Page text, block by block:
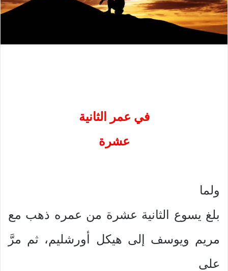
في عمر الثانية
عشرة
ولما
بلغ يسوع الثانية عشرة من عمره ذهب مع
مريم ويوسف إلى هيكل أورشليم، ثم مرَّ
على